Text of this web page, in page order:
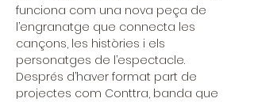
funciona com una nova peça de
l’engranatge que connecta les
cançons, les històries i els
personatges de l’espectacle.
Després d’haver format part de
projectes com Conttra, banda que